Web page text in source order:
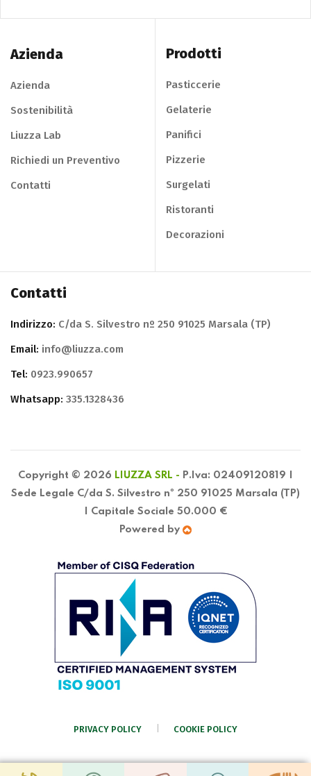
Azienda
Azienda
Sostenibilità
Liuzza Lab
Richiedi un Preventivo
Contatti
Prodotti
Pasticcerie
Gelaterie
Panifici
Pizzerie
Surgelati
Ristoranti
Decorazioni
Contatti
Indirizzo: C/da S. Silvestro nº 250 91025 Marsala (TP)
Email: info@liuzza.com
Tel: 0923.990657
Whatsapp: 335.1328436
Copyright © 2026 LIUZZA SRL - P.Iva: 02409120819 |
Sede Legale C/da S. Silvestro nº 250 91025 Marsala (TP)
| Capitale Sociale 50.000 €
Powered by
PRIVACY POLICY COOKIE POLICY